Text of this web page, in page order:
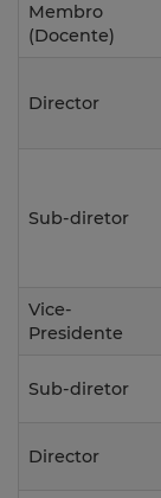
Membro
(Docente)
Director
Sub-diretor
Vice-
Presidente
Sub-diretor
Director